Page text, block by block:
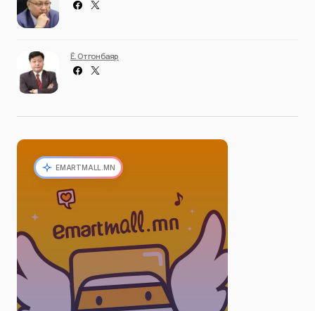
Ё. Отгонбаяр
EMARTMALL.MN